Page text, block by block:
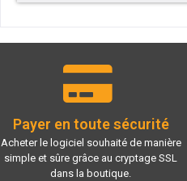
Payer en toute sécurité
Acheter le logiciel souhaité de manière
simple et sûre grâce au cryptage SSL
dans la boutique.